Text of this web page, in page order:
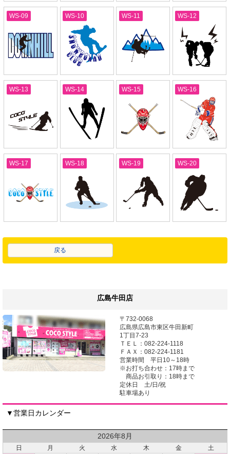
WS-09 WS-10 WS-11 WS-12
WS-13 WS-14 WS-15 WS-16
WS-17 WS-18 WS-19 WS-20
戻る
広島牛田店
〒732-0068
広島県広島市東区牛田新町
1丁目7-23
ＴＥＬ：082-224-1118
ＦＡＸ：082-224-1181
営業時間 平日10～18時
※お打ち合わせ：17時まで
商品お引取り：18時まで
定休日 土/日/祝
駐車場あり
▼営業日カレンダー
2026年8月
日 月 火 水 木 金
土